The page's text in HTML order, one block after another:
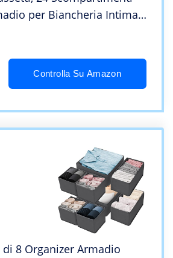
per Biancheria Intima
e Cravatte(grigio)
Controlla Su Amazon
8 Organizer Armadio